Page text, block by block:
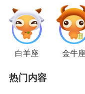
但是跟狮子座的
的，收敛自己。
座的男生，因为
白羊座 金牛座
热门内容